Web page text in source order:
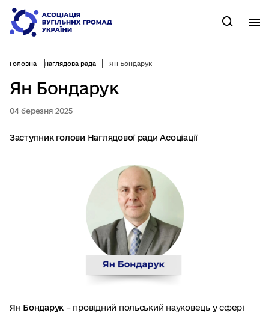
Перейти
до
основного
Пошук
Головна Наглядова рада Ян Бондарук
Ян Бондарук
04 березня 2025
Заступник голови Наглядової ради Асоціації
Ян Бондарук – провідний польський науковець у сфері